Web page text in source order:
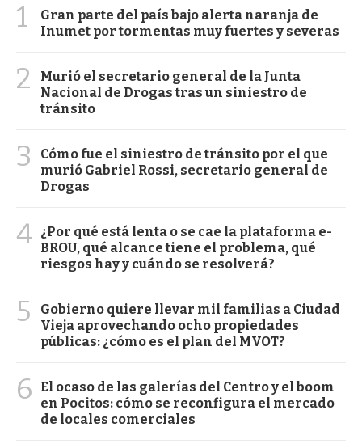
1
Gran parte del país bajo alerta naranja de
Inumet por tormentas muy fuertes y severas
2
Murió el secretario general de la Junta
Nacional de Drogas tras un siniestro de
tránsito
3
Cómo fue el siniestro de tránsito por el que
murió Gabriel Rossi, secretario general de
Drogas
4 ¿Por qué está lenta o se cae la plataforma e-
BROU, qué alcance tiene el problema, qué
riesgos hay y cuándo se resolverá?
5
Gobierno quiere llevar mil familias a Ciudad
Vieja aprovechando ocho propiedades
públicas: ¿cómo es el plan del MVOT?
6
El ocaso de las galerías del Centro y el boom
en Pocitos: cómo se reconfigura el mercado
de locales comerciales